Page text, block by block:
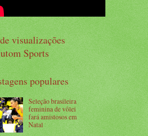
visualizações
Sports
populares
Seleção brasileira
feminina de vôlei
fará amistosos em
Natal